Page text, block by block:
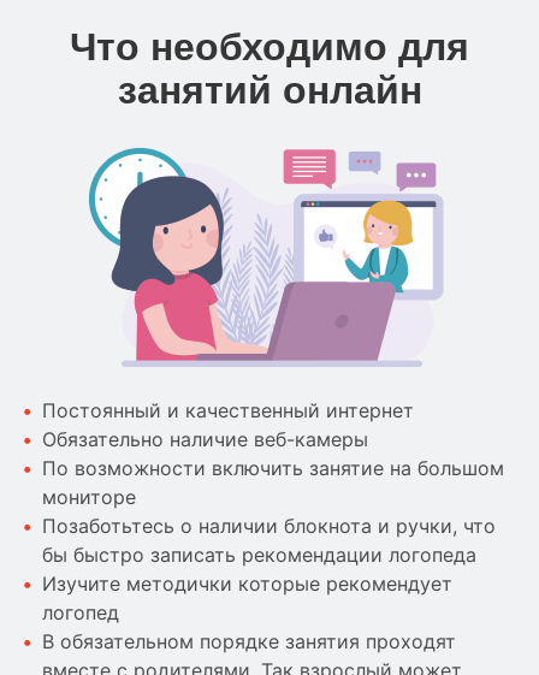
Что необходимо для
занятий онлайн
Постоянный и качественный интернет
Обязательно наличие веб-камеры
По возможности включить занятие на большом
мониторе
Позаботьтесь о наличии блокнота и ручки, что
бы быстро записать рекомендации логопеда
Изучите методички которые рекомендует
логопед
В обязательном порядке занятия проходят
вместе с родителями. Так взрослый может